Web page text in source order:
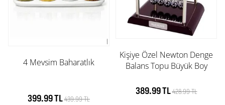
4 Mevsim Baharatlık
399.99 TL439.99 TL
Kişiye Özel Newton Denge
Balans Topu Büyük Boy
389.99 TL428.99 TL